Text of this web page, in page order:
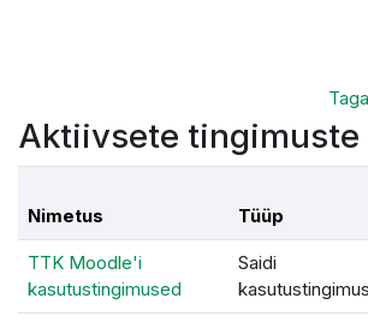
Aktiivsete tingimuste
Nimetus Tüüp
TTK Moodle'i
kasutustingimused
Saidi